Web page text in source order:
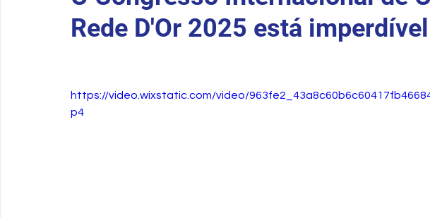
Rede D'Or 2025 está
https://video.wixstatic.com/video/
p4